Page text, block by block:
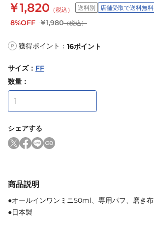
￥1,820 （税込） 送料別 店舗受取で送料無料
8%OFF ￥1,980（税込）
P 獲得ポイント： 16ポイント
サイズ： FF
数量：
シェアする
商品説明
●オールインワンミニ50ml、専用パフ、磨き布
●日本製